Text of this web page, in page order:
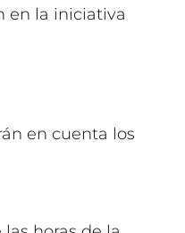
en la iniciativa
en cuenta los